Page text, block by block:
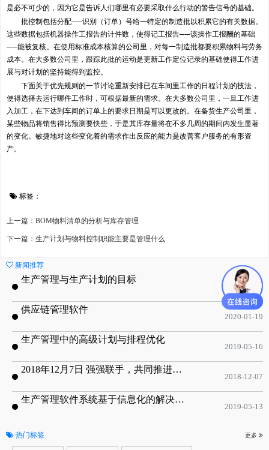
是必不可少的，因为它是告诉人们哪里有必要采取什么行动的警告信号的基础。
批控制包括分配──识别（订单）号给一特定的制造批以积累它的有关数据。
这些数据包括机器操作工报告的计件数，使得记工报告──该操作工报酬的基础
──能被复核。在使用标准成本核算的公司里，对每一制造批都要积累物料与劳务
成本。在大多数公司里，跟踪此批的运动是更新工作定位记录的基础使得工作进
展与对计划的坚持能得到监控。
下面关于优先规则的一节讨论重新安排已在车间里工作的日程计划的技法，
使得选择去运行哪件工作时，可根据最新的需求。在大多数公司里，一旦工作进
入加工，在下达到车间的订单上的要求日期是可以更改的。在备货生产公司里，
某些物品将销售得比预测要快些，于是其库存量将在不多几周的期间内发生显著
的变化。敏捷地对这些变化着的需求作出反应的能力是改善客户服务的有形资
产。
标签：
上一篇：BOM物料清单的分析与库存管理
下一篇：生产计划与物料控制职能主要是管理什么
新闻推荐
生产管理与生产计划的目标
2020-09-08
供应链管理软件
2020-01-19
生产管理中的高级计划与排程优化
2019-05-16
2018年12月7日 强强联手，共同推进电子器件领域APS应用典范 风华高科生产自动化工业互联网应用项目-APS项目启动会
2018-12-07
生产管理软件系统基于信息化的解决方案
2019-05-13
热门标签 更多